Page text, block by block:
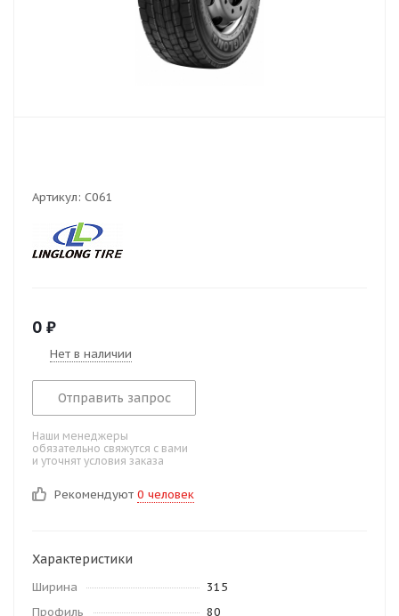
Артикул: C061
0 ₽
Нет в наличии
Отправить запрос
Наши менеджеры
обязательно свяжутся с вами
и уточнят условия заказа
Рекомендуют 0 человек
Характеристики
Ширина
315
Профиль
80